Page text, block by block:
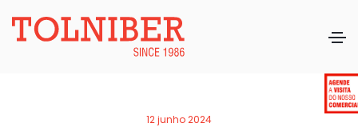
12 junho 2024